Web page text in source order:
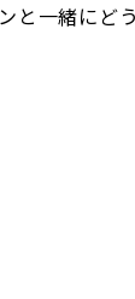
一緒にど